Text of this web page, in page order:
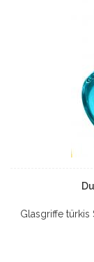
Glasgriffe türkis